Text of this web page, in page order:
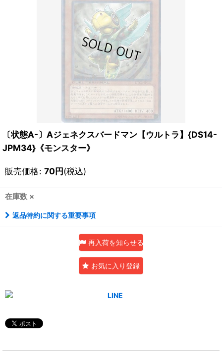
〔状態A-〕Aジェネクスバードマン【ウルトラ】{DS14-
JPM34}《モンスター》
販売価格: 70円(税込)
在庫数 ×
返品特約に関する重要事項
再入荷を知らせる
お気に入り登録